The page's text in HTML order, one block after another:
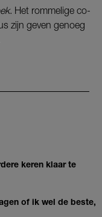
. Het rommelige co-
zijn geven genoeg
keren klaar te
of ik wel de beste,